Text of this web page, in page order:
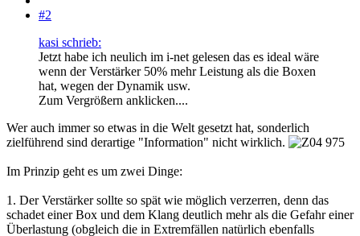
#2
kasi schrieb:
Jetzt habe ich neulich im i-net gelesen das es ideal wäre
wenn der Verstärker 50% mehr Leistung als die Boxen
hat, wegen der Dynamik usw.
Zum Vergrößern anklicken....
Wer auch immer so etwas in die Welt gesetzt hat, sonderlich
zielführend sind derartige "Information" nicht wirklich.
Im Prinzip geht es um zwei Dinge:
1. Der Verstärker sollte so spät wie möglich verzerren, denn das
schadet einer Box und dem Klang deutlich mehr als die Gefahr einer
Überlastung (obgleich die in Extremfällen natürlich ebenfalls